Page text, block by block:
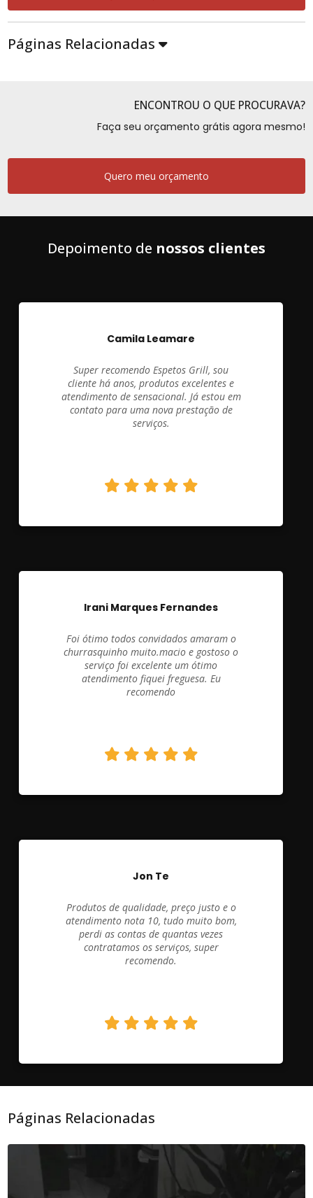
Páginas Relacionadas
ENCONTROU O QUE PROCURAVA?
Faça seu orçamento grátis agora mesmo!
Quero meu orçamento
Depoimento de nossos clientes
Camila Leamare
Super recomendo Espetos Grill, sou
cliente há anos, produtos excelentes e
atendimento de sensacional. Já estou em
contato para uma nova prestação de
serviços.
Irani Marques Fernandes
Foi ótimo todos convidados amaram o
churrasquinho muito.macio e gostoso o
serviço foi excelente um ótimo
atendimento fiquei freguesa. Eu
recomendo
Jon Te
Produtos de qualidade, preço justo e o
atendimento nota 10, tudo muito bom,
perdi as contas de quantas vezes
contratamos os serviços, super
recomendo.
Páginas Relacionadas